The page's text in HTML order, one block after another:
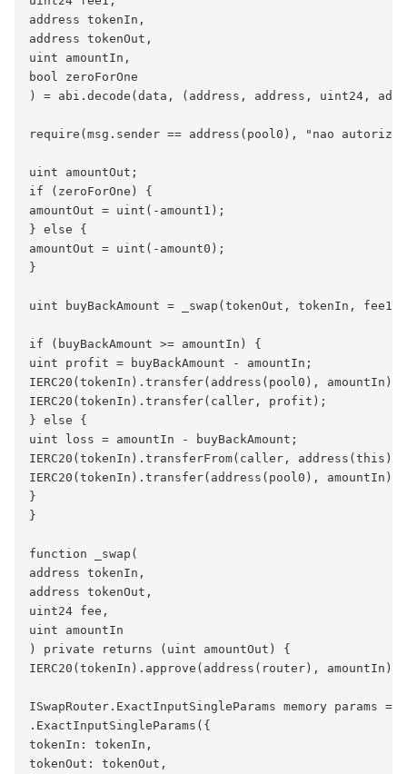
address tokenIn,
address tokenOut,
uint amountIn,
bool zeroForOne
) = abi.decode(data, (address, address, uint24,
require(msg.sender == address(pool0), "nao
uint amountOut;
if (zeroForOne) {
amountOut = uint(-amount1);
} else {
amountOut = uint(-amount0);
}
uint buyBackAmount = _swap(tokenOut, tokenIn, fee1,
if (buyBackAmount >= amountIn) {
uint profit = buyBackAmount - amountIn;
IERC20(tokenIn).transfer(address(pool0), amountIn);
IERC20(tokenIn).transfer(caller, profit);
} else {
uint loss = amountIn - buyBackAmount;
IERC20(tokenIn).transferFrom(caller,
IERC20(tokenIn).transfer(address(pool0), amountIn);
}
}
function _swap(
address tokenIn,
address tokenOut,
uint24 fee,
uint amountIn
) private returns (uint amountOut) {
IERC20(tokenIn).approve(address(router), amountIn);
ISwapRouter.ExactInputSingleParams memory params =
.ExactInputSingleParams({
tokenIn: tokenIn,
tokenOut: tokenOut,